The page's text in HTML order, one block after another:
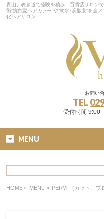
青山、表参道で経験を積み、百貨店サロン
術”抗白髪ヘアカラー”や”軟水x炭酸泉”を全
化ヘアサロン
お問い
TEL
受付時間 9:00
MENU
HOME » MENU » PERM (カット、ブ